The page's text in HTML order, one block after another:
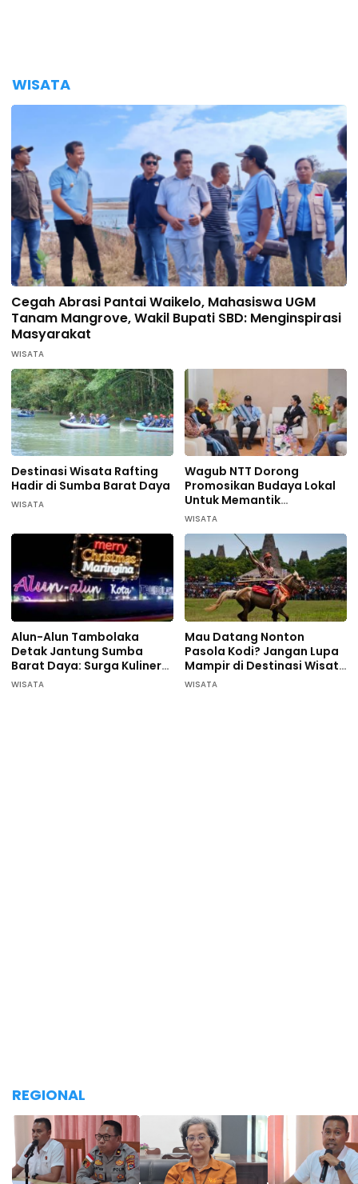
WISATA
Cegah Abrasi Pantai Waikelo, Mahasiswa UGM
Tanam Mangrove, Wakil Bupati SBD: Menginspirasi
Masyarakat
WISATA
Destinasi Wisata Rafting
Hadir di Sumba Barat Daya
WISATA
Wagub NTT Dorong
Promosikan Budaya Lokal
Untuk Memantik
Wisatawan Datang di
WISATA
Alun-Alun Tambolaka
Detak Jantung Sumba
Barat Daya: Surga Kuliner
Pelaku UMKM
WISATA
Mau Datang Nonton
Pasola Kodi? Jangan Lupa
Mampir di Destinasi Wisata
ini…
WISATA
REGIONAL